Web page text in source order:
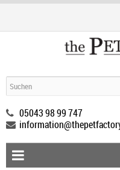
05043 98 99 747